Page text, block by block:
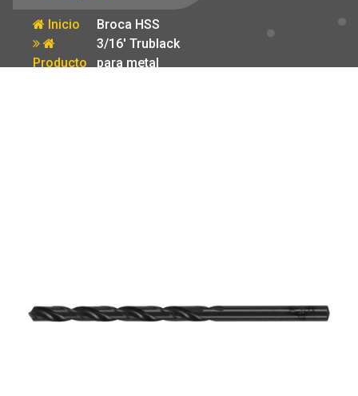
Inicio
Producto
Broca HSS
3/16′ Trublack
para metal